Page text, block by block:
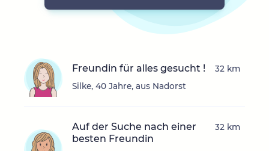
Freundin für alles gesucht !
Silke, 40 Jahre, aus Nadorst
32 km
Auf der Suche nach einer
besten Freundin
32 km